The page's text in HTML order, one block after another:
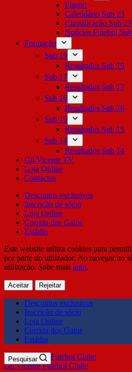
Plantel
Calendário Sub 23
Classificação Sub 23
Notícias Futebol
Formação
Sub 19
Resultados Sub 19
Sub 17
Resultados Sub 17
Sub 16
Resultados Sub 16
Sub 15
Resultados Sub 15
Sub 14
Resultados Sub 14
Gil Vicente TV
Loja Online
Contactos
Descontos exclusivos
Inscrição de sócio
Loja Online
Corrida dos Galos
Estádio
Este website utiliza cookies para
por parte do utilizador. Ao navegar no
utilização. Sabe mais aqui.
Aceitar Rejeitar
Descontos exclusivos
Inscrição de sócio
Loja Online
Corrida dos Galos
Estádio
Gil Vicente Futebol Clube
Pesquisar